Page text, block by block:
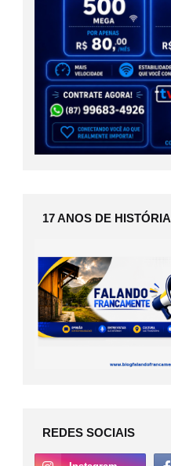
17 ANOS DE HISTÓRIA
REDES SOCIAIS